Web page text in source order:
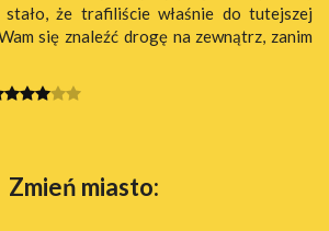
że trafiliście właśnie do tutejszej
się znaleźć drogę na zewnątrz, zanim
Zmień miasto: